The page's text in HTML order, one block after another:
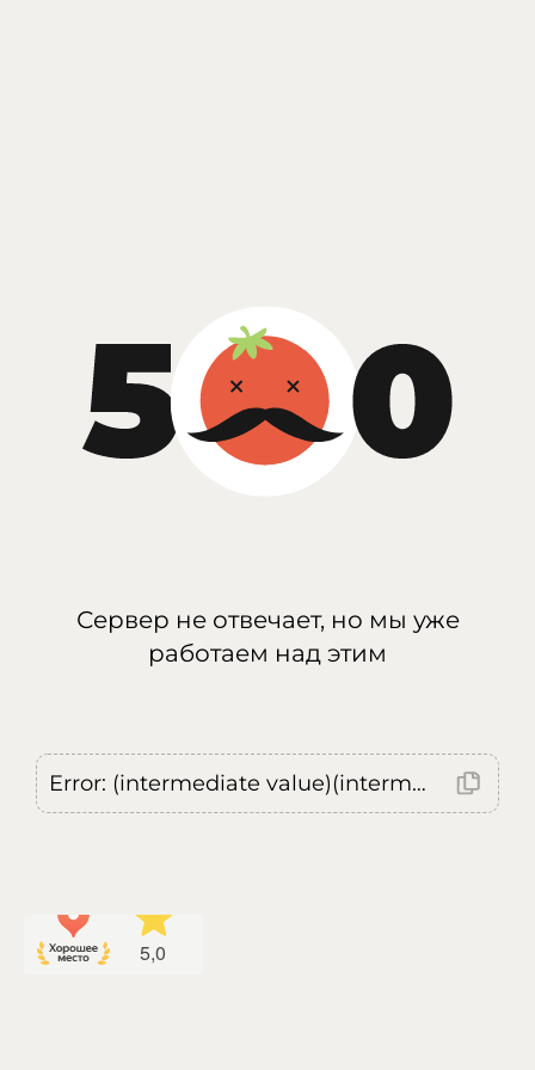
Сервер не отвечает, но мы уже
работаем над этим
Error: (intermediate value)(intermediate value)(intermediate value).replaceAll is not a function